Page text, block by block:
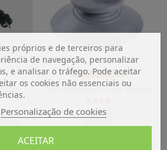
Por Encomenda
Ver
próprios e de terceiros para
de navegação, personalizar
e analisar o tráfego. Pode aceitar
os cookies não essenciais ou
Personalização de cookies
ACEITAR